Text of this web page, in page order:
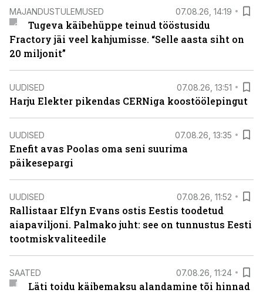
MAJANDUSTULEMUSED 07.08.26, 14:19
Tugeva käibehüppe teinud tööstusidu
Fractory jäi veel kahjumisse. “Selle aasta siht on
20 miljonit”
UUDISED 07.08.26, 13:51
Harju Elekter pikendas CERNiga koostöölepingut
UUDISED 07.08.26, 13:35
Enefit avas Poolas oma seni suurima
päikesepargi
UUDISED 07.08.26, 11:52
Rallistaar Elfyn Evans ostis Eestis toodetud
aiapaviljoni. Palmako juht: see on tunnustus Eesti
tootmiskvaliteedile
SAATED 07.08.26, 11:24
Läti toidu käibemaksu alandamine tõi hinnad